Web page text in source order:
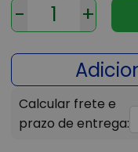
- +